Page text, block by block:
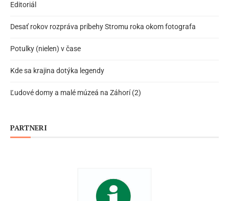
Editoriál
Desať rokov rozpráva príbehy Stromu roka okom fotografa
Potulky (nielen) v čase
Kde sa krajina dotýka legendy
Ľudové domy a malé múzeá na Záhorí (2)
PARTNERI